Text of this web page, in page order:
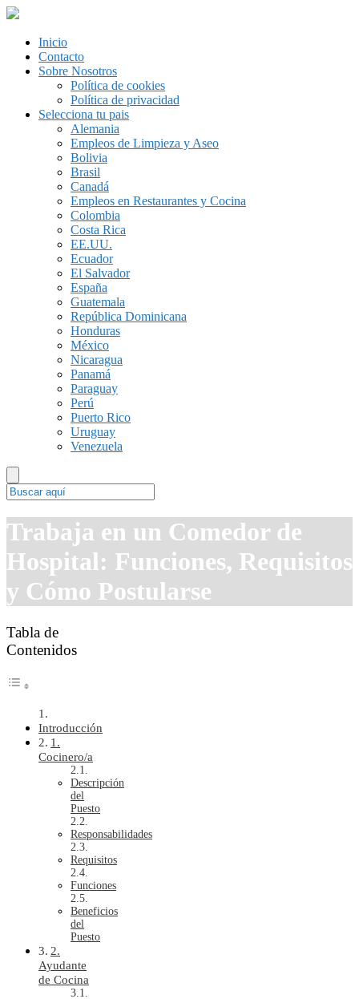
Inicio
Contacto
Sobre Nosotros
Política de cookies
Política de privacidad
Selecciona tu pais
Alemania
Empleos de Limpieza y Aseo
Bolivia
Brasil
Canadá
Empleos en Restaurantes y Cocina
Colombia
Costa Rica
EE.UU.
Ecuador
El Salvador
España
Guatemala
República Dominicana
Honduras
México
Nicaragua
Panamá
Paraguay
Perú
Puerto Rico
Uruguay
Venezuela
Trabaja en un Comedor de
Hospital: Funciones, Requisitos
y Cómo Postularse
Tabla de
Contenidos
Introducción
1.
Cocinero/a
Descripción
del
Puesto
Responsabilidades
Requisitos
Funciones
Beneficios
del
Puesto
2.
Ayudante
de Cocina